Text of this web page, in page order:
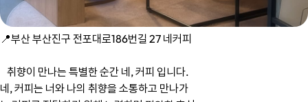
📍부산 부산진구 전포대로186번길 27 네커피
취향이 만나는 특별한 순간 네, 커피 입니다.
네, 커피는 너와 나의 취향을 소통하고 만나가